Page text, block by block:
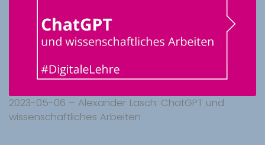
2023-05-06 – Alexander Lasch: ChatGPT und
wissenschaftliches Arbeiten